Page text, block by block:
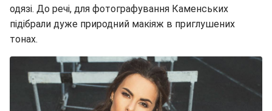
одязі. До речі, для фотографування Каменських
підібрали дуже природний макіяж в приглушених
тонах.